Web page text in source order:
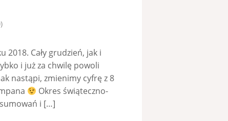
2018. Cały grudzień, jak i
i już za chwilę powoli
nastąpi, zmienimy cyfrę z 8
Okres świąteczno-
i […]